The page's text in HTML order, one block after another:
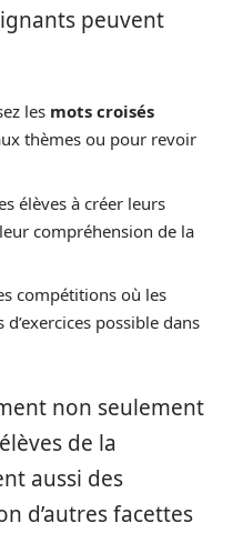
peuvent
les mots croisés
thèmes ou pour revoir
élèves à créer leurs
compréhension de la
compétitions où les
possible dans
non seulement
de la
aussi des
d’autres facettes